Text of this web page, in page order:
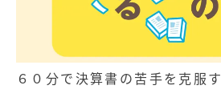
６０分で決算書の苦手を克服